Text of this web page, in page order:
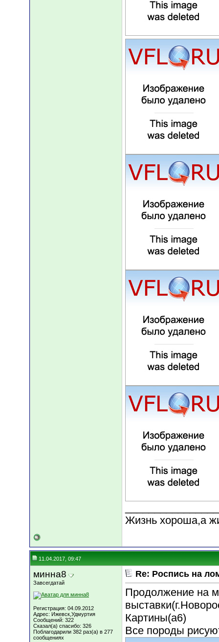
Жизнь хороша,а
11.04.2017, 09:47
минна8
Завсегдатай
Регистрация: 04.09.2012
Адрес: Ижевск,Удмуртия
Сообщений: 322
Сказал(а) спасибо: 326
Поблагодарили 382 раз(а) в 277
сообщениях
Re: Роспись на
Продолжение на
Картины(а6)
Все породы